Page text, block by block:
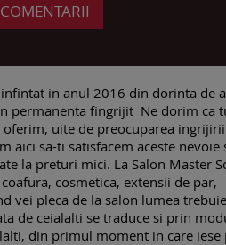
COMENTARII
in anul 2016 din dorinta de
permanenta fingrijit Ne dorim ca
uite de preocuparea ingrijirii
aici sa-ti satisfacem aceste nevoie
la preturi mici. La Salon Master
cosmetica, extensii de par,
vei pleca de la salon lumea
de ceialalti se traduce si prin
din primul moment in care iese